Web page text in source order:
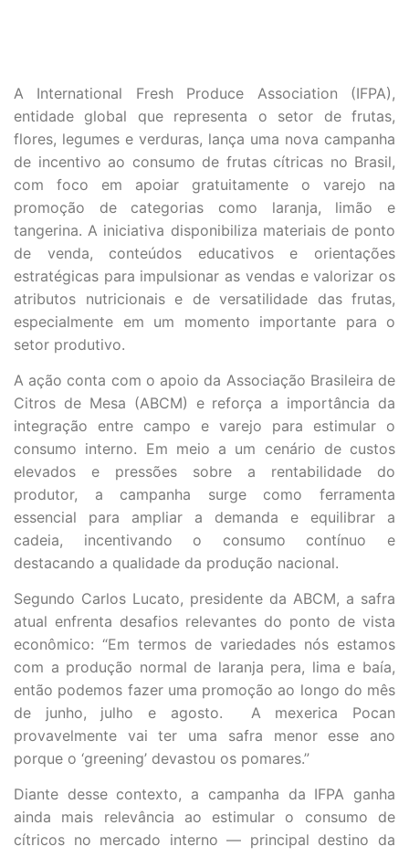
A International Fresh Produce Association (IFPA),
entidade global que representa o setor de frutas,
flores, legumes e verduras, lança uma nova campanha
de incentivo ao consumo de frutas cítricas no Brasil,
com foco em apoiar gratuitamente o varejo na
promoção de categorias como laranja, limão e
tangerina. A iniciativa disponibiliza materiais de ponto
de venda, conteúdos educativos e orientações
estratégicas para impulsionar as vendas e valorizar os
atributos nutricionais e de versatilidade das frutas,
especialmente em um momento importante para o
setor produtivo.
A ação conta com o apoio da Associação Brasileira de
Citros de Mesa (ABCM) e reforça a importância da
integração entre campo e varejo para estimular o
consumo interno. Em meio a um cenário de custos
elevados e pressões sobre a rentabilidade do
produtor, a campanha surge como ferramenta
essencial para ampliar a demanda e equilibrar a
cadeia, incentivando o consumo contínuo e
destacando a qualidade da produção nacional.
Segundo Carlos Lucato, presidente da ABCM, a safra
atual enfrenta desafios relevantes do ponto de vista
econômico: “Em termos de variedades nós estamos
com a produção normal de laranja pera, lima e baía,
então podemos fazer uma promoção ao longo do mês
de junho, julho e agosto. A mexerica Pocan
provavelmente vai ter uma safra menor esse ano
porque o ‘greening’ devastou os pomares.”
Diante desse contexto, a campanha da IFPA ganha
ainda mais relevância ao estimular o consumo de
cítricos no mercado interno — principal destino da